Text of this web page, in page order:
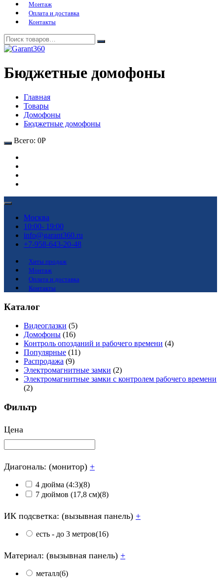
Монтаж
Оплата и доставка
Контакты
Бюджетные домофоны
Главная
Товары
Домофоны
Бюджетные домофоны
Всего: 0Р
Москва
10:00- 19:00
info@garant360.ru
+7-958-643-20-48
Хиты продаж
Монтаж
Оплата и доставка
Контакты
Каталог
Видеоглазки (5)
Домофоны (16)
Контроль опозданий и рабочего времени (4)
Популярные (11)
Распродажа (9)
Электромагнитные замки (2)
Электромагнитные замки с контролем рабочего времени
(2)
Фильтр
Цена
Диагональ: (монитор) +
4 дюйма (4:3)(8)
7 дюймов (17,8 см)(8)
ИК подсветка: (вызывная панель) +
есть - до 3 метров(16)
Материал: (вызывная панель) +
металл(6)